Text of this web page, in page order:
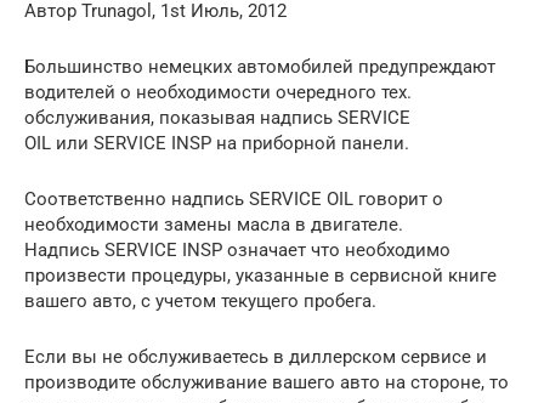
Автор Trunagol, 1st Июль, 2012
Большинство немецких автомобилей предупреждают
водителей о необходимости очередного тех.
обслуживания, показывая надпись SERVICE
OIL или SERVICE INSP на приборной панели.
Соответственно надпись SERVICE OIL говорит о
необходимости замены масла в двигателе.
Надпись SERVICE INSP означает что необходимо
произвести процедуры, указанные в сервисной книге
вашего авто, с учетом текущего пробега.
Если вы не обслуживаетесь в диллерском сервисе и
производите обслуживание вашего авто на стороне, то